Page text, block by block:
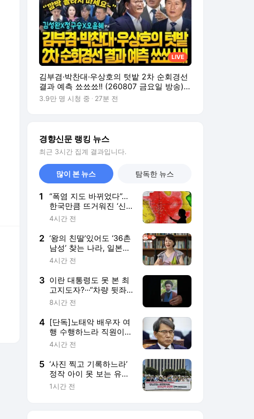
LIVE
김부겸·박찬대·우상호의 텃밭 2차 순회경선
결과 예측 쑈쑈쑈!! (260807 금요일 방송)
김성완 정구승
3.9만 명 시청 중 27분 전
경향신문 랭킹 뉴스
최근 3시간 집계 결과입니다.
많이 본 뉴스 탐독한 뉴스
1
“폭염 지도 바뀌었다”…
한국만큼 뜨거워진 ‘신
흥 불지옥’ 국가들
4시간 전
2 ‘왕의 친딸’있어도 ‘36촌
남성’ 찾는 나라, 일본은
왜 그럴까[플랫한 티타
임]
4시간 전
3 이란 대통령도 못 본 최
고지도자?···“차량 뒷좌
석서 이뤄진 은밀한 만
남, 얼굴도 못 보고 악수
도 못 했다”
8시간 전
4 [단독]노태악 배우자 여
행 수행하느라 직원이
공식일정 불참…선관위
출장보고서엔 ‘참석’ 조
작
4시간 전
5 ‘사진 찍고 기록하느라’
정작 아이 못 보는 유치
원 교사들···10명 중 3명
“안전지도 공백”
1시간 전